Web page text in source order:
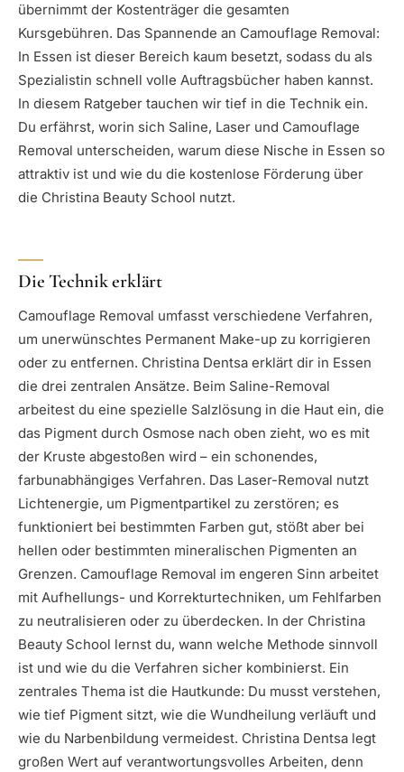
übernimmt der Kostenträger die gesamten
Kursgebühren. Das Spannende an Camouflage Removal:
In Essen ist dieser Bereich kaum besetzt, sodass du als
Spezialistin schnell volle Auftragsbücher haben kannst.
In diesem Ratgeber tauchen wir tief in die Technik ein.
Du erfährst, worin sich Saline, Laser und Camouflage
Removal unterscheiden, warum diese Nische in Essen so
attraktiv ist und wie du die kostenlose Förderung über
die Christina Beauty School nutzt.
Die Technik erklärt
Camouflage Removal umfasst verschiedene Verfahren,
um unerwünschtes Permanent Make-up zu korrigieren
oder zu entfernen. Christina Dentsa erklärt dir in Essen
die drei zentralen Ansätze. Beim Saline-Removal
arbeitest du eine spezielle Salzlösung in die Haut ein, die
das Pigment durch Osmose nach oben zieht, wo es mit
der Kruste abgestoßen wird – ein schonendes,
farbunabhängiges Verfahren. Das Laser-Removal nutzt
Lichtenergie, um Pigmentpartikel zu zerstören; es
funktioniert bei bestimmten Farben gut, stößt aber bei
hellen oder bestimmten mineralischen Pigmenten an
Grenzen. Camouflage Removal im engeren Sinn arbeitet
mit Aufhellungs- und Korrekturtechniken, um Fehlfarben
zu neutralisieren oder zu überdecken. In der Christina
Beauty School lernst du, wann welche Methode sinnvoll
ist und wie du die Verfahren sicher kombinierst. Ein
zentrales Thema ist die Hautkunde: Du musst verstehen,
wie tief Pigment sitzt, wie die Wundheilung verläuft und
wie du Narbenbildung vermeidest. Christina Dentsa legt
großen Wert auf verantwortungsvolles Arbeiten, denn